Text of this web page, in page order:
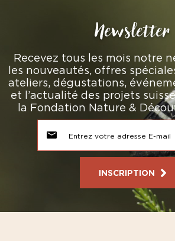
Newsletter
Recevez tous les mois notre
les nouveautés, offres
ateliers, dégustations,
et l’actualité des projets
la Fondation Nature &
INSCRIPTION